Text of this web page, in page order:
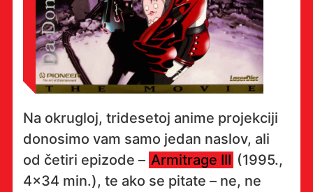
Na okrugloj, tridesetoj anime projekciji
donosimo vam samo jedan naslov, ali
od četiri epizode – Armitrage III (1995.,
4×34 min.), te ako se pitate – ne, ne